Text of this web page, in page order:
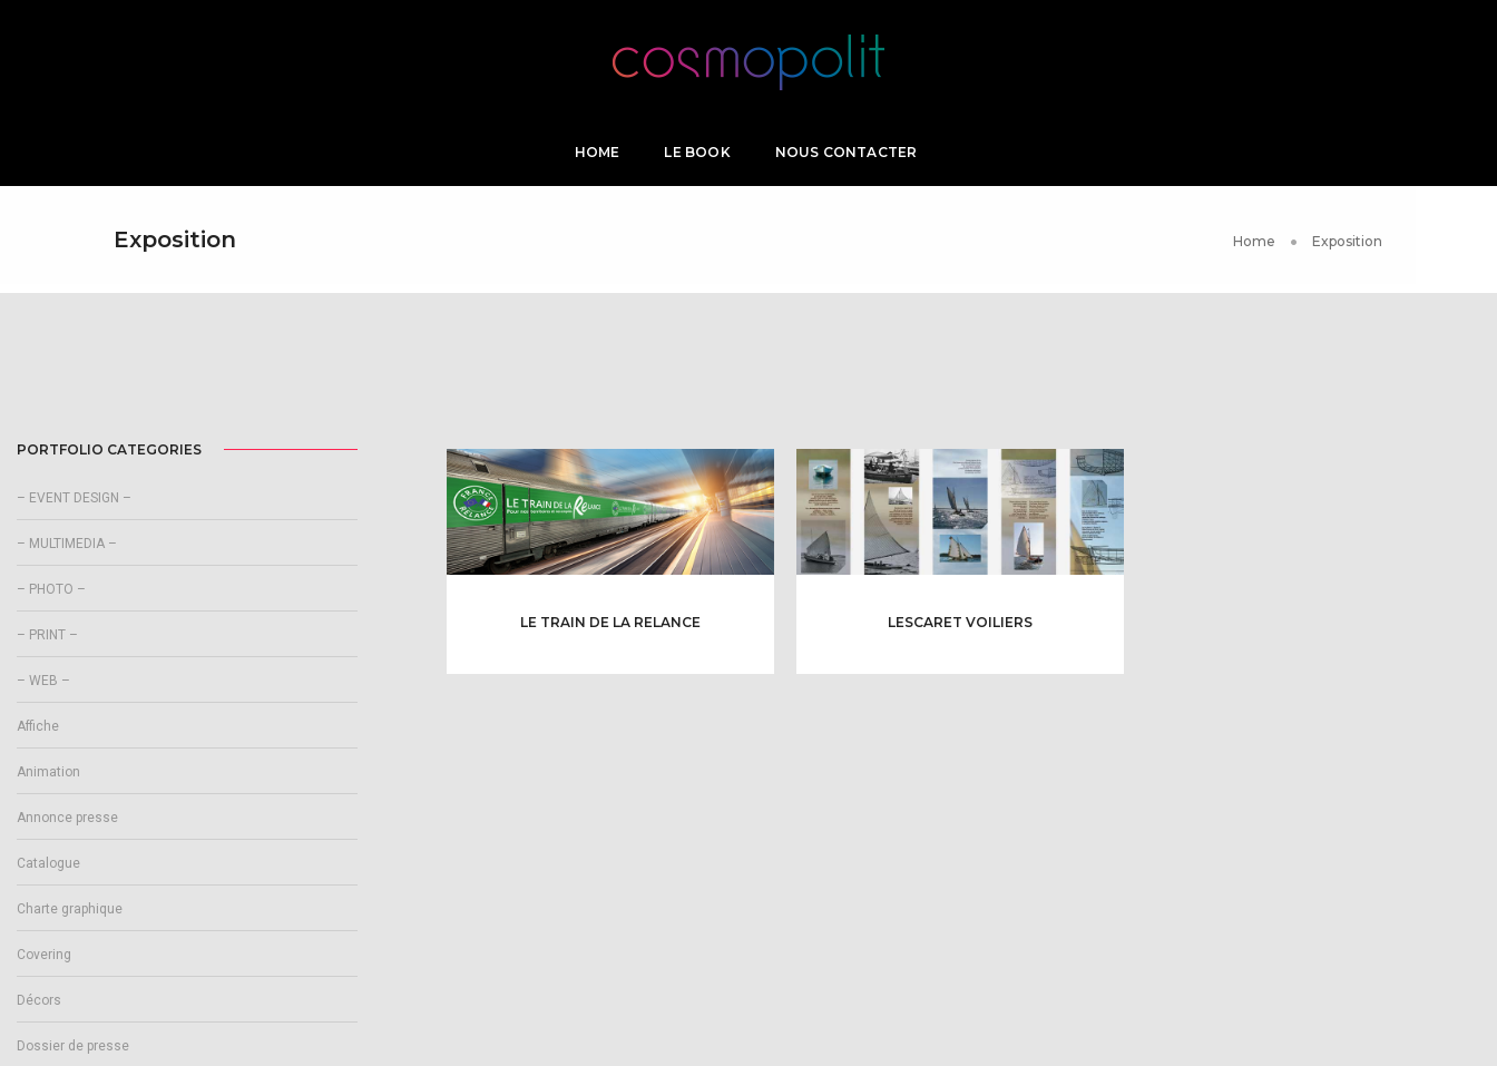
HOME LE BOOK NOUS CONTACTER
Exposition Home Exposition
LE TRAIN DE LA RELANCE LESCARET VOILIERS
PORTFOLIO CATEGORIES
– EVENT DESIGN –
– MULTIMEDIA –
– PHOTO –
– PRINT –
– WEB –
Affiche
Animation
Annonce presse
Catalogue
Charte graphique
Covering
Décors
Dossier de presse